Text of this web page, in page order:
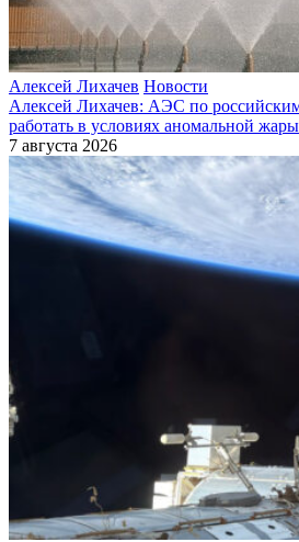
Алексей Лихачев Новости
Алексей Лихачев: АЭС по
работать в условиях аномальной жары
7 августа 2026